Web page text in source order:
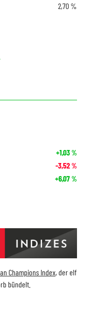
2,70 %
+1,03%
-3,52%
+6,07%
Champions Index, der elf
bündelt.